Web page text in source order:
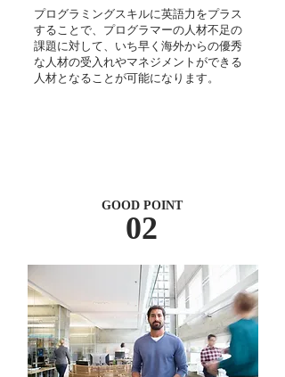
プログラミングスキルに英語力をプラス
することで、プログラマーの人材不足の
課題に対して、いち早く海外からの優秀
な人材の受入れやマネジメントができる
人材となることが可能になります。
GOOD POINT
02